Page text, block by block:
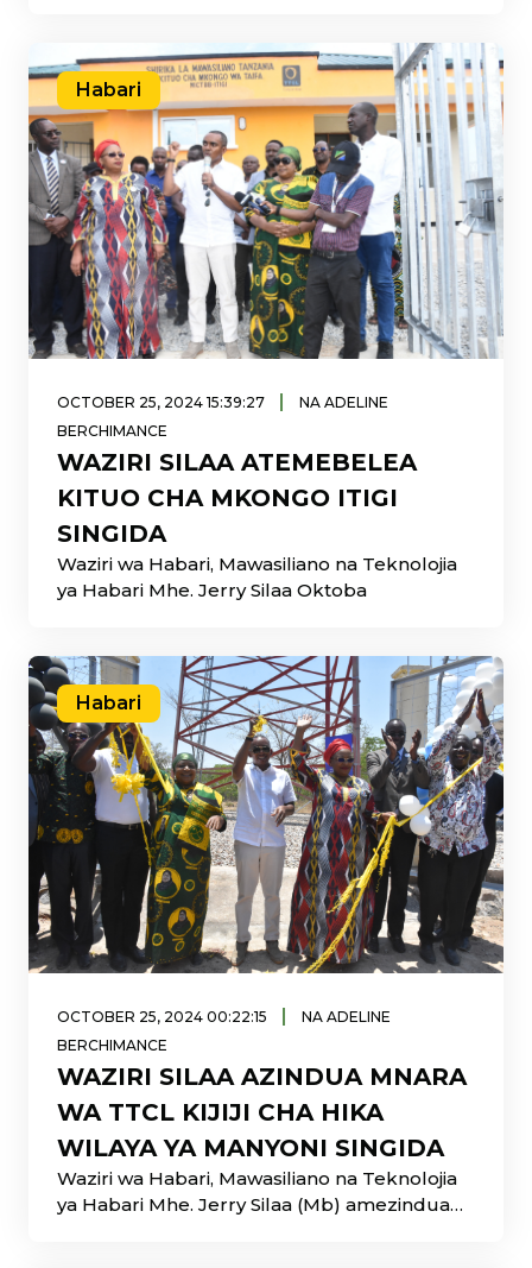
Habari
OCTOBER 25, 2024 15:39:27
NA ADELINE
BERCHIMANCE
WAZIRI SILAA ATEMEBELEA
KITUO CHA MKONGO ITIGI
SINGIDA
Waziri wa Habari, Mawasiliano na Teknolojia
ya Habari Mhe. Jerry Silaa Oktoba
Habari
OCTOBER 25, 2024 00:22:15
NA ADELINE
BERCHIMANCE
WAZIRI SILAA AZINDUA MNARA
WA TTCL KIJIJI CHA HIKA
WILAYA YA MANYONI SINGIDA
Waziri wa Habari, Mawasiliano na Teknolojia
ya Habari Mhe. Jerry Silaa (Mb) amezindua